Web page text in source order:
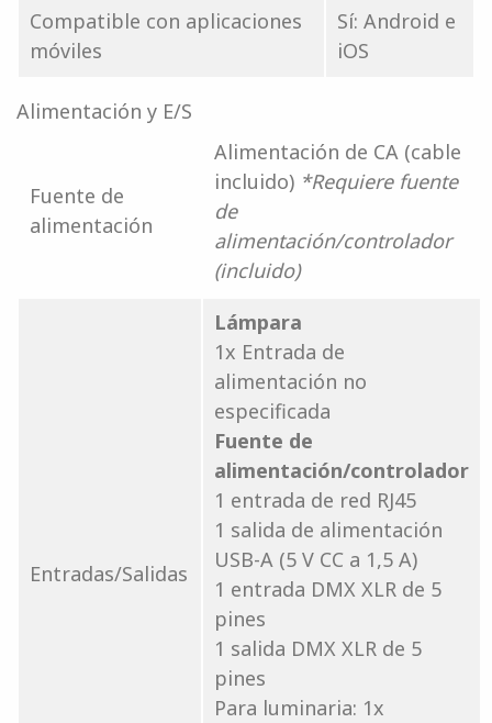
Compatible con aplicaciones
móviles
Sí: Android e
iOS
Alimentación y E/S
Fuente de
alimentación
Alimentación de CA (cable
incluido) *Requiere fuente
de
alimentación/controlador
(incluido)
Entradas/Salidas
Lámpara
1x Entrada de
alimentación no
especificada
Fuente de
alimentación/controlador
1 entrada de red RJ45
1 salida de alimentación
USB-A (5 V CC a 1,5 A)
1 entrada DMX XLR de 5
pines
1 salida DMX XLR de 5
pines
Para luminaria: 1x